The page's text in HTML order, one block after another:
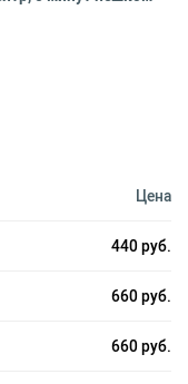
Цена
440 руб.
660 руб.
660 руб.